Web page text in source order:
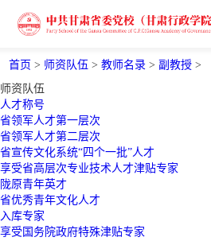
首页 > 师资队伍 > 教师名录 > 副教授 >
师资队伍
人才称号
省领军人才第一层次
省领军人才第二层次
省宣传文化系统“四个一批”人才
享受省高层次专业技术人才津贴专家
陇原青年英才
省优秀青年文化人才
入库专家
享受国务院政府特殊津贴专家